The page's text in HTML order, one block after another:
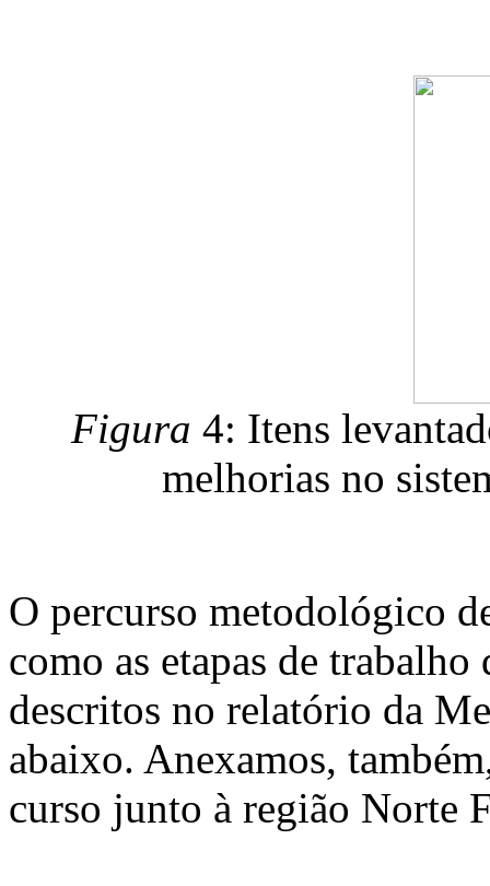
Figura 4: Itens
melhorias no
O percurso metodológico
como as etapas de trabalho
descritos no relatório da
abaixo. Anexamos,
curso junto à região Norte